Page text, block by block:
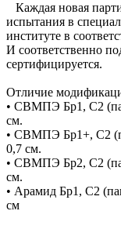
Каждая новая
испытания в
институте в
И соответственно
сертифицируется.
Отличие
• СВМПЭ Бр1, С2
см.
• СВМПЭ Бр1+, С2
0,7 см.
• СВМПЭ Бр2, С2
см.
• Арамид Бр1, С2
см